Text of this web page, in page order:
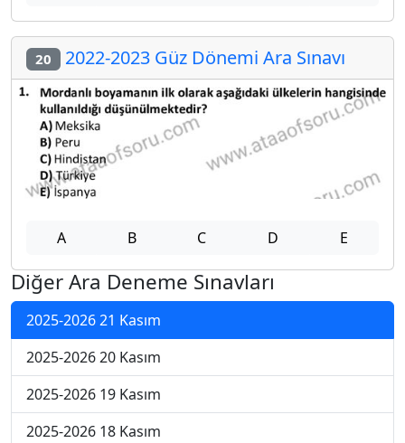
20 2022-2023 Güz Dönemi Ara Sınavı
A B C D E
Diğer Ara Deneme Sınavları
2025-2026 21 Kasım
2025-2026 20 Kasım
2025-2026 19 Kasım
2025-2026 18 Kasım